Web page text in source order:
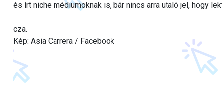
és írt niche médiumoknak is, bár nincs arra utaló jel, hogy
cza.
Kép: Asia Carrera / Facebook